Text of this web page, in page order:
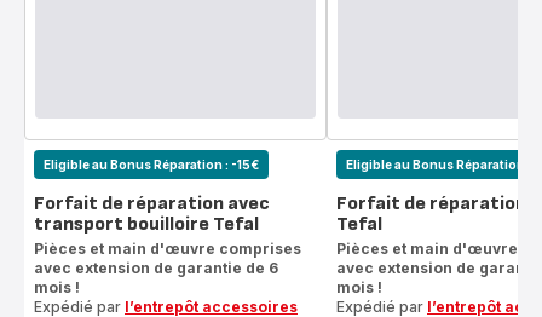
Eligible au Bonus Réparation : -15€
Forfait de réparation avec
transport bouilloire Tefal
Pièces et main d'œuvre comprises
avec extension de garantie de 6
mois !
Expédié par l’entrepôt accessoires
Eligible au Bonus Réparation : -
Forfait de réparation
Tefal
Pièces et main d'œuvre
avec extension de
mois !
Expédié par l’entrepôt